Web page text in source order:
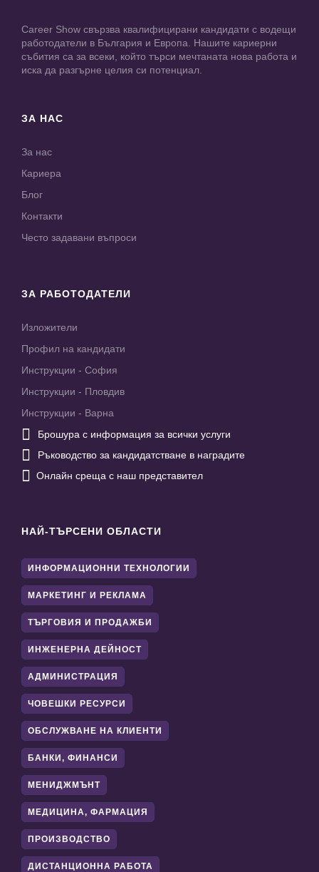
Career Show свързва квалифицирани кандидати с водещи
работодатели в България и Европа. Нашите кариерни
събития са за всеки, който търси мечтаната нова работа и
иска да разгърне целия си потенциал.
ЗА НАС
За нас
Кариера
Блог
Контакти
Често задавани въпроси
ЗА РАБОТОДАТЕЛИ
Изложители
Профил на кандидати
Инструкции - София
Инструкции - Пловдив
Инструкции - Варна
 Брошура с информация за всички услуги
 Ръководство за кандидатстване в наградите
 Онлайн среща с наш представител
НАЙ-ТЪРСЕНИ ОБЛАСТИ
ИНФОРМАЦИОННИ ТЕХНОЛОГИИ
МАРКЕТИНГ И РЕКЛАМА
ТЪРГОВИЯ И ПРОДАЖБИ
ИНЖЕНЕРНА ДЕЙНОСТ
АДМИНИСТРАЦИЯ
ЧОВЕШКИ РЕСУРСИ
ОБСЛУЖВАНЕ НА КЛИЕНТИ
БАНКИ, ФИНАНСИ
МЕНИДЖМЪНТ
МЕДИЦИНА, ФАРМАЦИЯ
ПРОИЗВОДСТВО
ДИСТАНЦИОННА РАБОТА